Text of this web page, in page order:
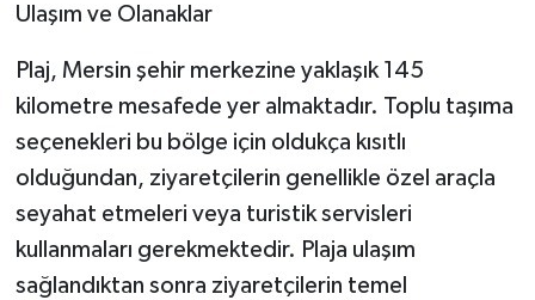
Ulaşım ve Olanaklar
Plaj, Mersin şehir merkezine yaklaşık 145
kilometre mesafede yer almaktadır. Toplu taşıma
seçenekleri bu bölge için oldukça kısıtlı
olduğundan, ziyaretçilerin genellikle özel araçla
seyahat etmeleri veya turistik servisleri
kullanmaları gerekmektedir. Plaja ulaşım
sağlandıktan sonra ziyaretçilerin temel